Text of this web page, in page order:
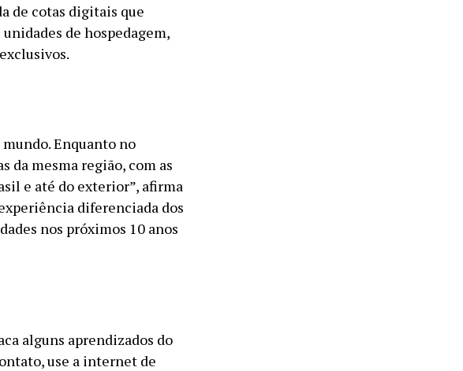
de cotas digitais que
de hospedagem,
Enquanto no
da mesma região, com as
e até do exterior”, afirma
diferenciada dos
nos próximos 10 anos
alguns aprendizados do
use a internet de